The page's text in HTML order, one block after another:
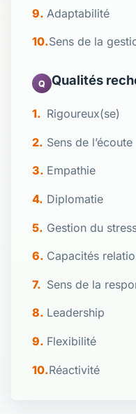
Adaptabilité
Sens de la
Q Qualités
Rigoureux(se)
Sens de l’écoute
Empathie
Diplomatie
Gestion du
Capacités
Sens de la
Leadership
Flexibilité
Réactivité